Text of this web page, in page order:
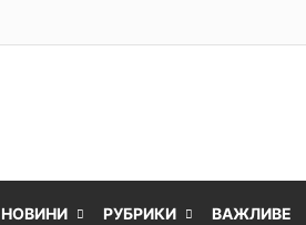
НОВИНИ РУБРИКИ ВАЖЛИВЕ